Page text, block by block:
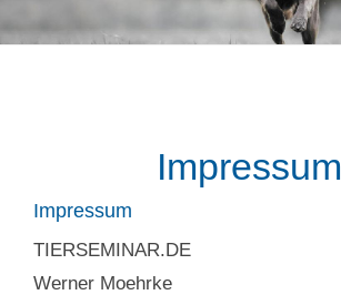
Impressum
Impressum
TIERSEMINAR.DE
Werner Moehrke